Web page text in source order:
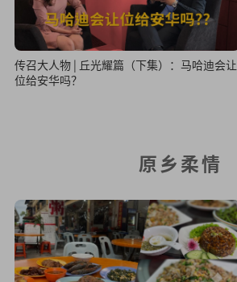
传召大人物 | 丘光耀篇（下集）：马哈迪会让
位给安华吗？
原乡柔情